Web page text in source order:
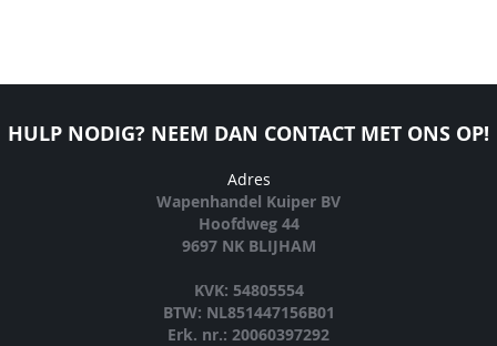
HULP NODIG? NEEM DAN CONTACT MET ONS OP!
Adres
Wapenhandel Kuiper BV
Hoofdweg 44
9697 NK BLIJHAM
KVK: 54805554
BTW: NL851447156B01
Erk. nr.: 20060397292